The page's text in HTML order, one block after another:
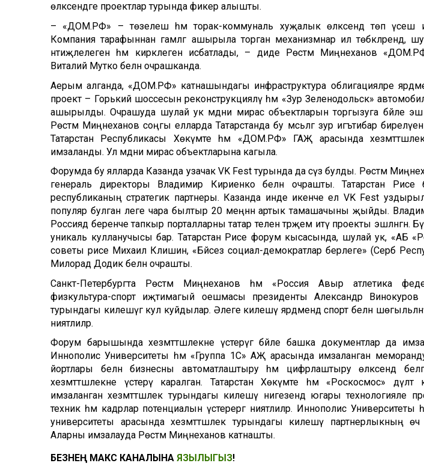
өлкәсендәге проектлар турында фикер алышты.
– «ДОМ.РФ» – төзелеш һәм торак-коммуналь хуҗалык өлкәсендә төп үсеш
Компания тарафыннан гамәлгә ашырыла торган механизмнар ил төбәкләрендә,
нәтиҗәлелеген һәм кирәклеген исбатлады, – диде Рөстәм Миңнеханов
Виталий Мутко белән очрашканда.
Аерым алганда, «ДОМ.РФ» катнашындагы инфраструктура облигацияләре
проект – Горький шоссесын реконструкцияләү һәм «Зур Зеленодольск»
ашырылды. Очрашуда шулай ук мәдәни мирас объектларын торгызуга бәйле эш
Рөстәм Миңнеханов соңгы елларда Татарстанда бу мәсьәләгә зур игътибар
Татарстан Республикасы Хөкүмәте һәм «ДОМ.РФ» ГАҖ арасында
имзаланды. Ул мәдәни мирас объектларына кагыла.
Форумда бу ялларда Казанда узачак VK Fest турында да сүз булды. Рөстәм
генераль директоры Владимир Кириенко белән очрашты. Татарстан Рәисе
республиканың стратегик партнеры. Казанда инде икенче ел VK Fest
популяр булган әлеге чара былтыр 20 меңнән артык тамашачыны җыйды.
Россиядә беренче тапкыр порталларны татар теленә тәрҗемә итү проекты эшләнгән.
уникаль кулланучысы бар. Татарстан Рәисе форум кысасында, шулай ук, «АБ
советы рәисе Михаил Клишин, «Бәйсез социал-демократлар берлеге» (Серб
Милорад Додик белән очрашты.
Санкт-Петербургта Рөстәм Миңнеханов һәм «Россия Авыр атлетика
физкультура-спорт иҗтимагый оешмасы президенты Александр Винокуров
турындагы килешүгә кул куйдылар. Әлеге килешү ярдәмендә спорт белән
ниятлиләр.
Форум барышында хезмәттәшлекне үстерүгә бәйле башка документлар да
Иннополис Университеты һәм «Группа 1С» АҖ арасында имзаланган
йортлары белән бизнесны автоматлаштыру һәм цифрлаштыру өлкәсендә
хезмәттәшлекне үстерү каралган. Татарстан Хөкүмәте һәм «Роскосмос»
имзаланган хезмәттәшлек турындагы килешү нигезендә югары технологияле
техник һәм кадрлар потенциалын үстерергә ниятлиләр. Иннополис Университеты
университеты арасында хезмәттәшлек турындагы килешү партнерлыкның
Аларны имзалауда Рөстәм Миңнеханов катнашты.
БЕЗНЕҢ МАКС КАНАЛЫНА ЯЗЫЛЫГЫЗ!